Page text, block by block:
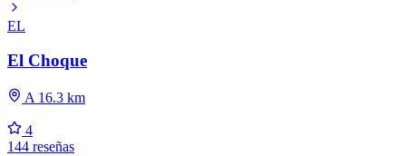
EL
El Choque
A 16.3 km
4
144 reseñas